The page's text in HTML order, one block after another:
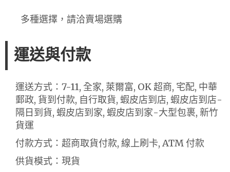
多種選擇，請洽賣場選購
運送與付款
運送方式：7-11, 全家, 萊爾富, OK 超商, 宅配, 中華
郵政, 貨到付款, 自行取貨, 蝦皮店到店, 蝦皮店到店-
隔日到貨, 蝦皮店到家, 蝦皮店到家-大型包裹, 新竹
貨運
付款方式：超商取貨付款, 線上刷卡, ATM 付款
供貨模式：現貨